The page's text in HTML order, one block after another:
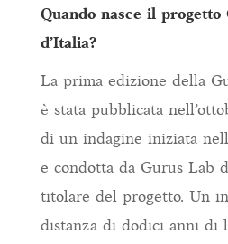
Quando nasce il progetto
d’Italia?
La prima edizione della
è stata pubblicata
di un indagine iniziata
e condotta da Gurus Lab
titolare del progetto. Un
distanza di dodici anni di